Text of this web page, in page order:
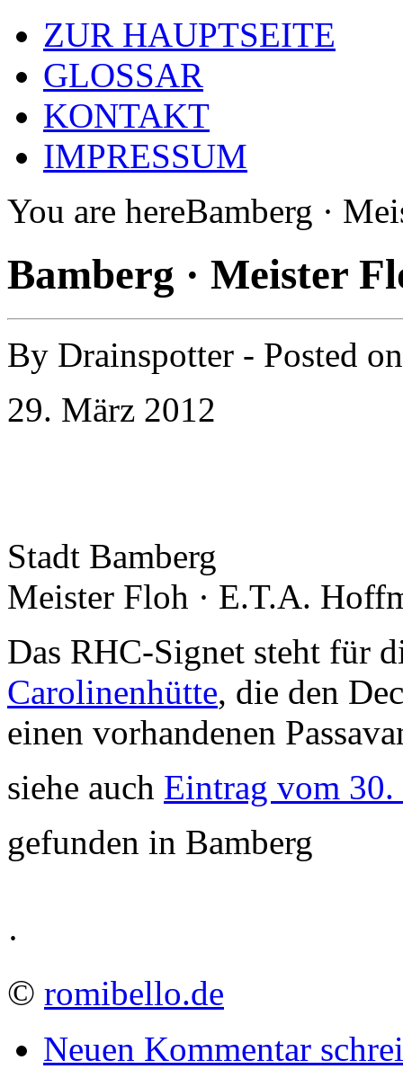
ZUR HAUPTSEITE
GLOSSAR
KONTAKT
IMPRESSUM
You are hereBamberg ·
Bamberg · Meister
By Drainspotter - Posted
29. März 2012
Stadt Bamberg
Meister Floh · E.T.A.
Das RHC-Signet steht für
Carolinenhütte, die den
einen vorhandenen
siehe auch Eintrag vom 30.
gefunden in Bamberg
·
© romibello.de
Neuen Kommentar